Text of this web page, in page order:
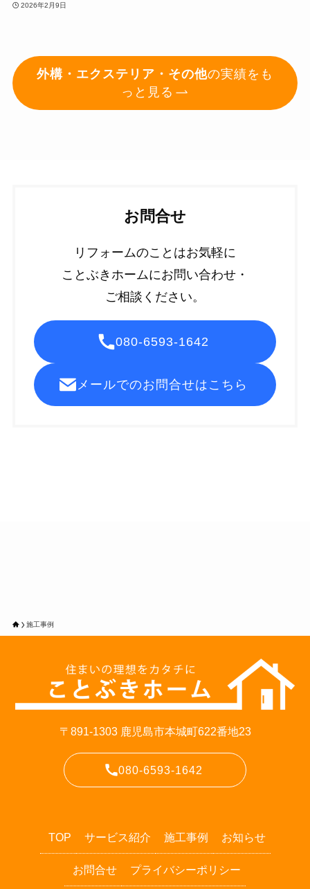
2026年2月9日
外構・エクステリア・その他の実績をも
っと見る
お問合せ
リフォームのことはお気軽に
ことぶきホームにお問い合わせ・
ご相談ください。
080-6593-1642
メールでのお問合せはこちら
施工事例
〒891-1303 鹿児島市本城町622番地23
080-6593-1642
TOP サービス紹介 施工事例 お知らせ
お問合せ プライバシーポリシー